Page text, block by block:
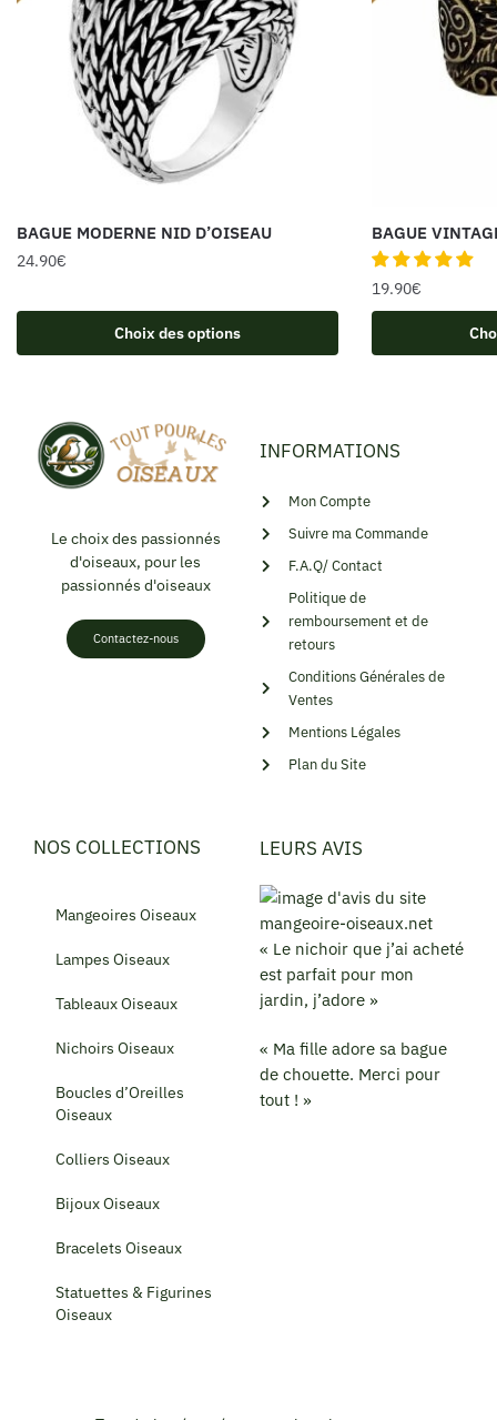
BAGUE MODERNE NID D’OISEAU
24.90€
Choix des options
BAGUE
19.90€
Le choix des passionnés
d'oiseaux, pour les
passionnés d'oiseaux
Contactez-nous
INFORMATIONS
Mon Compte
Suivre ma Commande
F.A.Q/ Contact
Politique de
remboursement et de
retours
Conditions Générales de
Ventes
Mentions Légales
Plan du Site
NOS COLLECTIONS
Mangeoires Oiseaux
Lampes Oiseaux
Tableaux Oiseaux
Nichoirs Oiseaux
Boucles d’Oreilles
Oiseaux
Colliers Oiseaux
Bijoux Oiseaux
Bracelets Oiseaux
Statuettes & Figurines
Oiseaux
LEURS AVIS
« Le nichoir que j’ai acheté
est parfait pour mon
jardin, j’adore »
« Ma fille adore sa bague
de chouette. Merci pour
tout ! »